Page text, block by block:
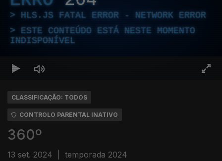
HLS.JS FATAL ERROR - NETWORK ERROR
ESTE CONTEÚDO ESTÁ NESTE MOMENTO
INDISPONÍVEL
CLASSIFICAÇÃO: TODOS
CONTROLO PARENTAL INATIVO
360º
13 set. 2024 temporada 2024